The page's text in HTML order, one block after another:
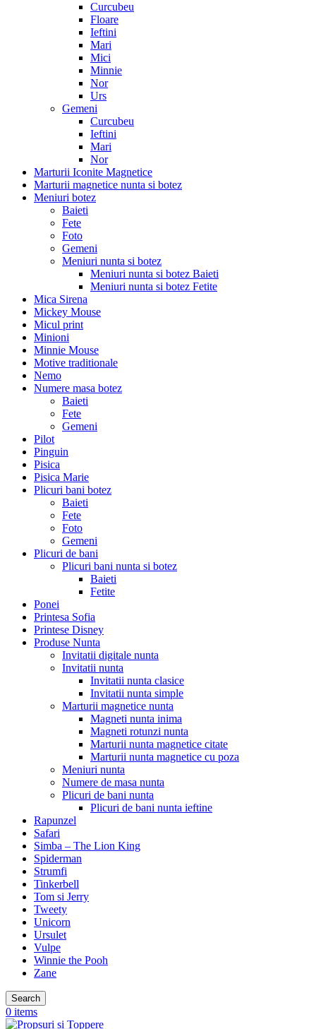
Curcubeu
Floare
Ieftini
Mari
Mici
Minnie
Nor
Urs
Gemeni
Curcubeu
Ieftini
Mari
Nor
Marturii Iconite Magnetice
Marturii magnetice nunta si botez
Meniuri botez
Baieti
Fete
Foto
Gemeni
Meniuri nunta si botez
Meniuri nunta si botez Baieti
Meniuri nunta si botez Fetite
Mica Sirena
Mickey Mouse
Micul print
Minioni
Minnie Mouse
Motive traditionale
Nemo
Numere masa botez
Baieti
Fete
Gemeni
Pilot
Pinguin
Pisica
Pisica Marie
Plicuri bani botez
Baieti
Fete
Foto
Gemeni
Plicuri de bani
Plicuri bani nunta si botez
Baieti
Fetite
Ponei
Printesa Sofia
Printese Disney
Produse Nunta
Invitatii digitale nunta
Invitatii nunta
Invitatii nunta clasice
Invitatii nunta simple
Marturii magnetice nunta
Magneti nunta inima
Magneti rotunzi nunta
Marturii nunta magnetice citate
Marturii nunta magnetice cu poza
Meniuri nunta
Numere de masa nunta
Plicuri de bani nunta
Plicuri de bani nunta ieftine
Rapunzel
Safari
Simba – The Lion King
Spiderman
Strumfi
Tinkerbell
Tom si Jerry
Tweety
Unicorn
Ursulet
Vulpe
Winnie the Pooh
Zane
Search
0 items